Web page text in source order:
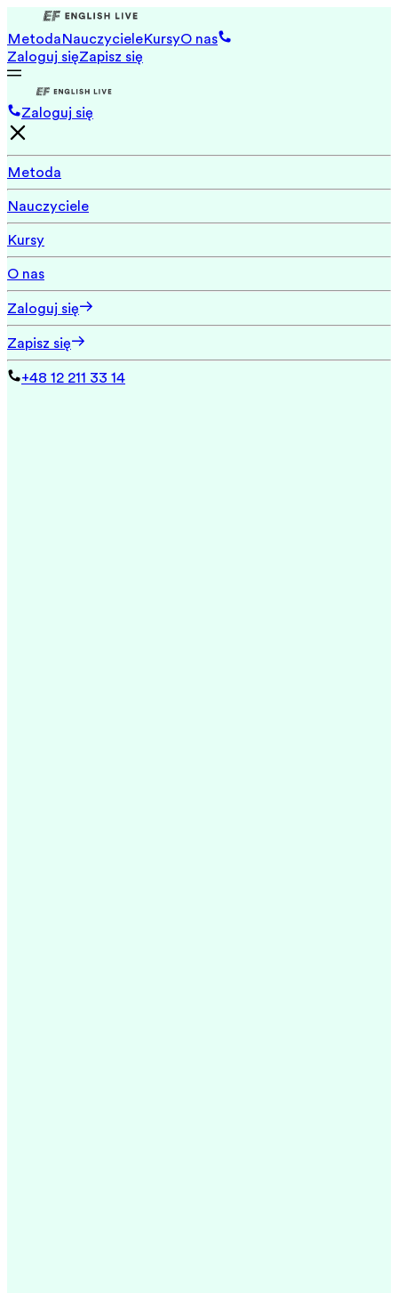
MetodaNauczycieleKursyO nas
Zaloguj sięZapisz się
Zaloguj się
Metoda
Nauczyciele
Kursy
O nas
Zaloguj się
Zapisz się
+48 12 211 33 14